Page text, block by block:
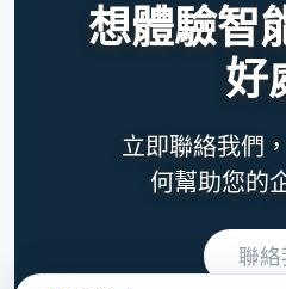
想體驗智
好
立即聯絡我們
何幫助您的
聯絡